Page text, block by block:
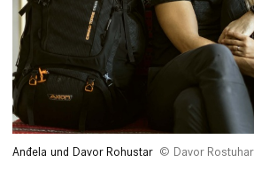
Anđela und Davor Rohustar Davor Rostuhar